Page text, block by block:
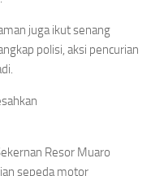
juga ikut senang
polisi, aksi pencurian
Resor Muaro
sepeda motor